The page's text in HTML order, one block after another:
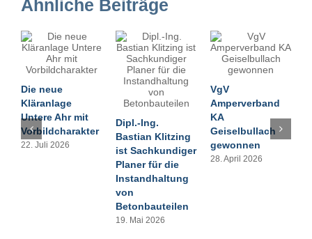
Ähnliche Beiträge
Die neue
Kläranlage
Untere Ahr mit
Vorbildcharakter
22. Juli 2026
Dipl.-Ing.
Bastian Klitzing
ist Sachkundiger
Planer für die
Instandhaltung
von
Betonbauteilen
19. Mai 2026
VgV
Amperverband
KA
Geiselbullach
gewonnen
28. April 2026